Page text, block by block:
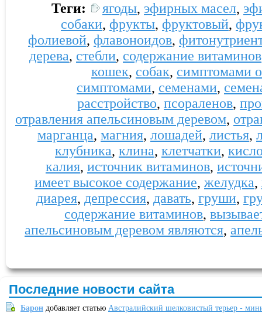
Теги: ягоды, эфирных масел,
собаки, фрукты, фруктовый,
фолиевой, флавоноидов,
дерева, стебли, содержание витаминов
кошек, собак, симптомами
симптомами, семенами,
расстройство, псораленов,
отравления апельсиновым деревом,
марганца, магния, лошадей, листья,
клубника, клина, клетчатки,
калия, источник витаминов,
имеет высокое содержание, желудка,
диарея, депрессия, давать, груши,
содержание витаминов,
апельсиновым деревом являются,
Последние новости сайта
Барон добавляет статью Австралийский шелковистый терьер -